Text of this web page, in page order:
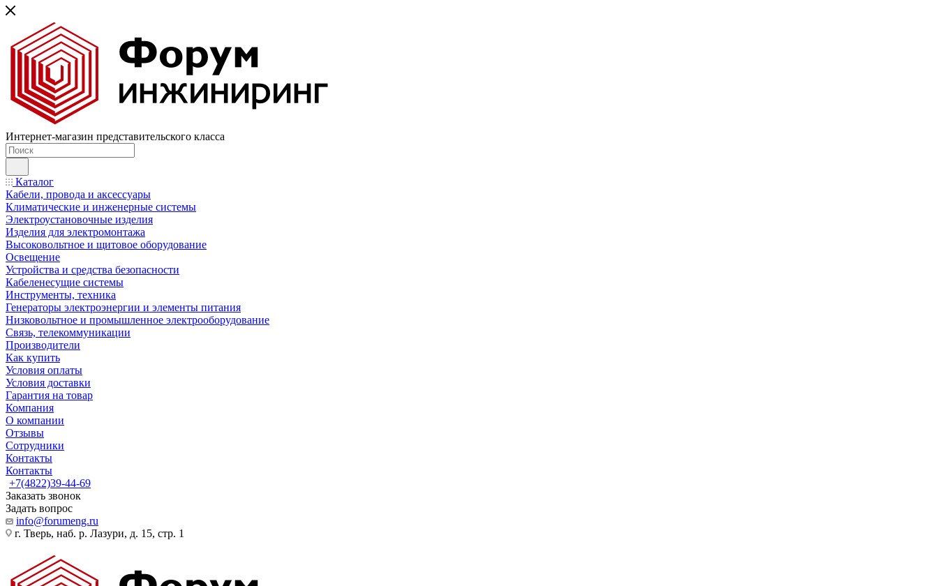
Интернет-магазин представительского класса
Каталог
Кабели, провода и аксессуары
Климатические и инженерные системы
Электроустановочные изделия
Изделия для электромонтажа
Высоковольтное и щитовое оборудование
Освещение
Устройства и средства безопасности
Кабеленесущие системы
Инструменты, техника
Генераторы электроэнергии и элементы питания
Низковольтное и промышленное электрооборудование
Связь, телекоммуникации
Производители
Как купить
Условия оплаты
Условия доставки
Гарантия на товар
Компания
О компании
Отзывы
Сотрудники
Контакты
Контакты
+7(4822)39-44-69
Заказать звонок
Задать вопрос
info@forumeng.ru
г. Тверь, наб. р. Лазури, д. 15, стр. 1